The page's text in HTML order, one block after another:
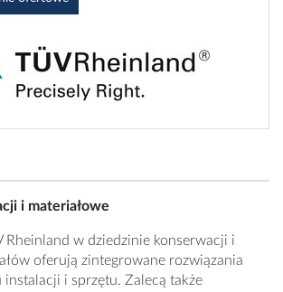
i materiałowe
Rheinland w dziedzinie konserwacji i
oferują zintegrowane rozwiązania
instalacji i sprzętu. Zalecą także